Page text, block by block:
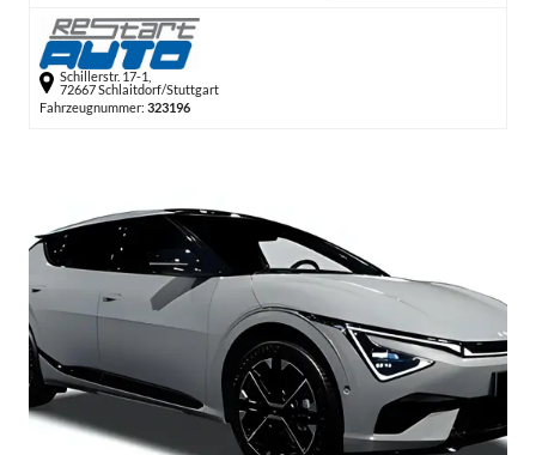
Schillerstr. 17-1,
72667 Schlaitdorf/Stuttgart
Fahrzeugnummer: 323196